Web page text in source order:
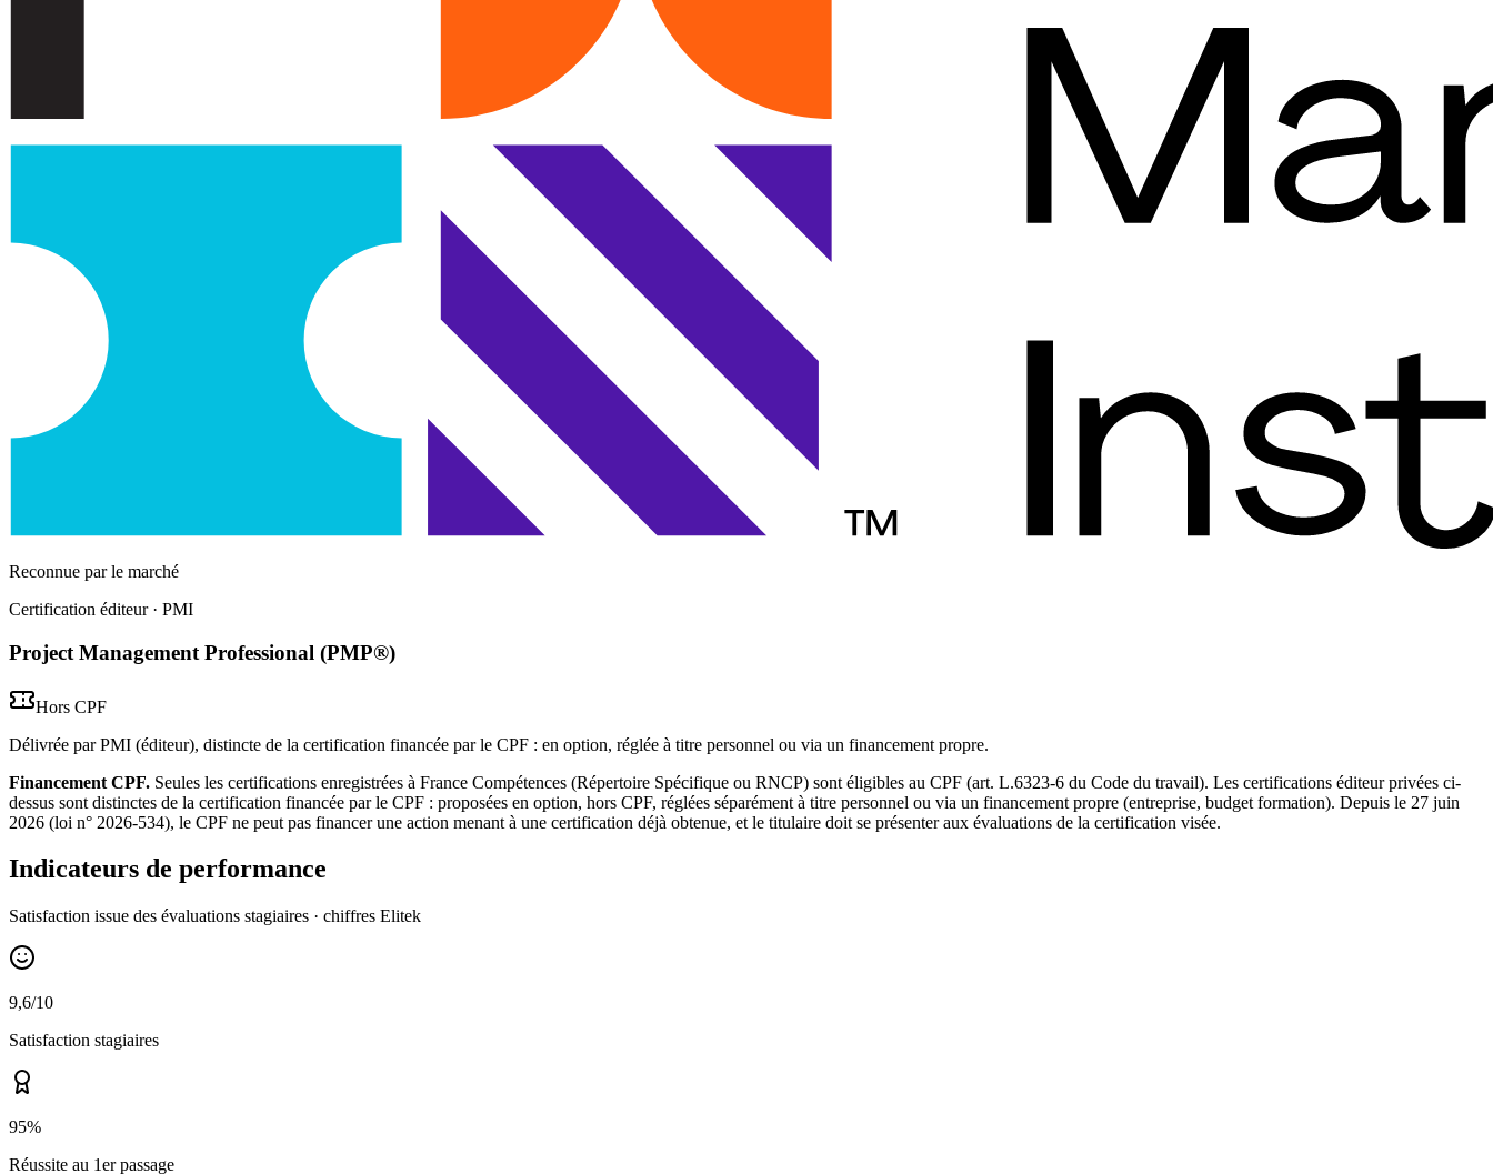
Reconnue par le marché
Certification éditeur· PMI
Project Management Professional (PMP®)
Hors CPF
Délivrée par PMI (éditeur), distincte de la certification financée par le CPF : en option, réglée à titre personnel ou via un financement propre.
Financement CPF. Seules les certifications enregistrées à France Compétences (Répertoire Spécifique ou RNCP) sont éligibles au CPF (art. L.6323-6 du Code du travail). Les certifications éditeur privées ci-
dessus sont distinctes de la certification financée par le CPF : proposées en option, hors CPF, réglées séparément à titre personnel ou via un financement propre (entreprise, budget formation). Depuis le 27 juin
2026 (loi n° 2026-534), le CPF ne peut pas financer une action menant à une certification déjà obtenue, et le titulaire doit se présenter aux évaluations de la certification visée.
Indicateurs de performance
Satisfaction issue des évaluations stagiaires · chiffres Elitek
9,6/10
Satisfaction stagiaires
95%
Réussite au 1er passage